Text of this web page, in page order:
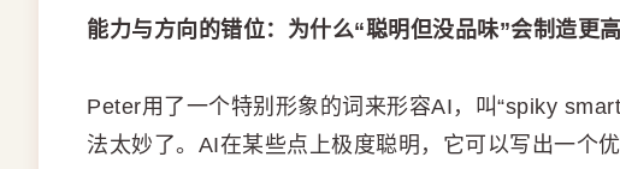
能力与方向的错位：为什么“聪明但没品味”会制造更
Peter用了一个特别形象的词来形容AI，叫“spiky
法太妙了。AI在某些点上极度聪明，它可以写出一个